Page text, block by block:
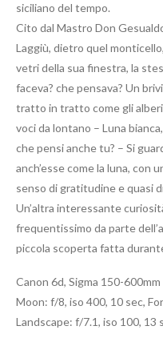
siciliano del tempo.
Cito dal Mastro Don
Laggiù, dietro quel
vetri della sua finestra, la
faceva? che pensava? Un
tratto in tratto come gli
voci da lontano – Luna
che pensi anche tu? – Si
anch’esse come la luna, con
senso di gratitudine e quasi
Un’altra interessante
frequentissimo da parte
piccola scoperta fatta
Canon 6d, Sigma 150-600mm
Moon: f/8, iso 400, 10 sec,
Landscape: f/7.1, iso 100, 13